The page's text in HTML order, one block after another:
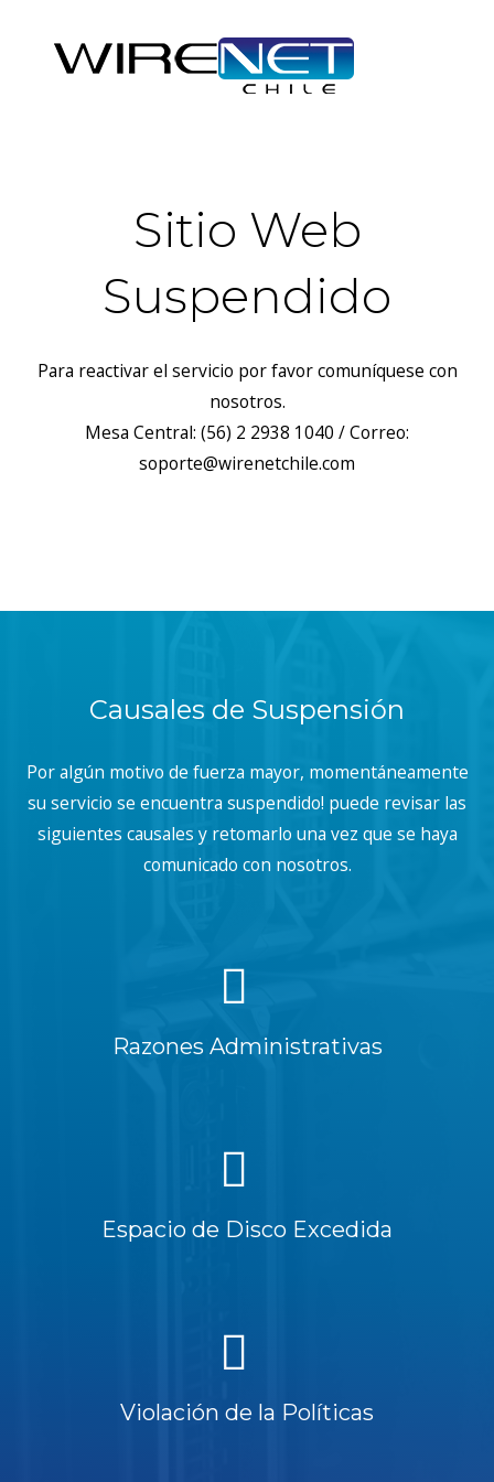
Sitio Web
Suspendido
Para reactivar el servicio por favor comuníquese con
nosotros.
Mesa Central: (56) 2 2938 1040 / Correo:
soporte@wirenetchile.com
Causales de Suspensión
Por algún motivo de fuerza mayor, momentáneamente
su servicio se encuentra suspendido! puede revisar las
siguientes causales y retomarlo una vez que se haya
comunicado con nosotros.
Razones Administrativas
Espacio de Disco Excedida
Violación de la Políticas